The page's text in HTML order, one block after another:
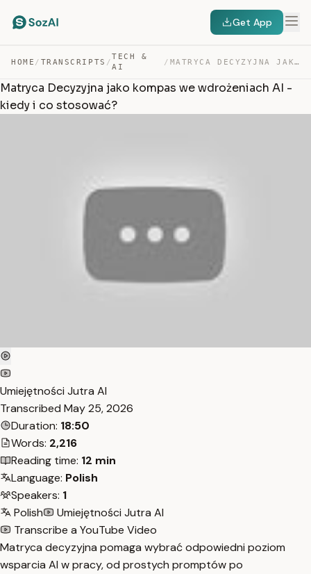
Get App
HOME / TRANSCRIPTS /
TECH &
AI
/ MATRYCA DECYZYJNA JAKO KOMPAS WE WDROŻENIACH AI – KIEDY… — TRANSCRIPT
Matryca Decyzyjna jako kompas we wdrożeniach AI -
kiedy i co stosować?
Umiejętności Jutra AI
Transcribed May 25, 2026
Duration: 18:50
Words: 2,216
Reading time: 12 min
Language: Polish
Speakers: 1
Polish
Umiejętności Jutra AI
Transcribe a YouTube Video
Matryca decyzyjna pomaga wybrać odpowiedni poziom
wsparcia AI w pracy, od prostych promptów po